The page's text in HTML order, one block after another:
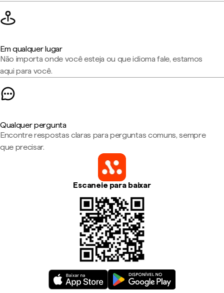
Em qualquer lugar
Não importa onde você esteja ou que idioma fale, estamos
aqui para você.
Qualquer pergunta
Encontre respostas claras para perguntas comuns, sempre
que precisar.
Escaneie para baixar